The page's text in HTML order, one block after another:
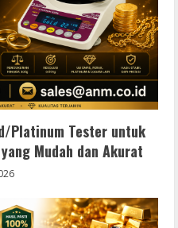
Platinum Tester untuk
Mudah dan Akurat